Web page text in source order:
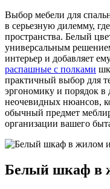
Выбор мебели для
в серьезную дилемму,
пространства. Белый
универсальным
интерьер и добавляет
распашные с полками
практичный выбор для
эргономику и порядок в
неочевидных нюансов,
обычный предмет
организации вашего
Белый шкаф в